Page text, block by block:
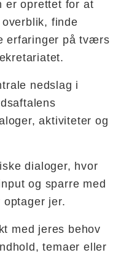
er oprettet for at
finde
erfaringer på tværs
nedslag i
aktiviteter og
dialoger, hvor
og sparre med
optager jer.
med jeres behov
temaer eller